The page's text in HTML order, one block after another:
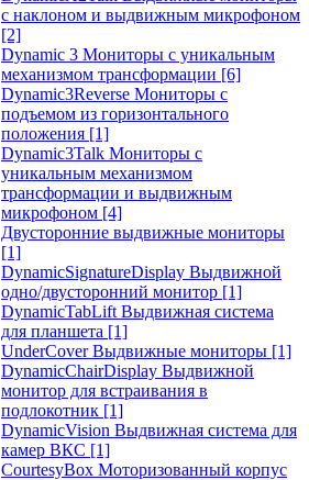
с наклоном и выдвижным микрофоном
[2]
Dynamic 3 Мониторы с уникальным
механизмом трансформации [6]
Dynamic3Reverse Мониторы с
подъемом из горизонтального
положения [1]
Dynamic3Talk Мониторы с
уникальным механизмом
трансформации и выдвижным
микрофоном [4]
Двусторонние выдвижные мониторы
[1]
DynamicSignatureDisplay Выдвижной
одно/двусторонний монитор [1]
DynamicTabLift Выдвижная система
для планшета [1]
UnderCover Выдвижные мониторы [1]
DynamicChairDisplay Выдвижной
монитор для встраивания в
подлокотник [1]
DynamicVision Выдвижная система для
камер ВКС [1]
CourtesyBox Моторизованный корпус